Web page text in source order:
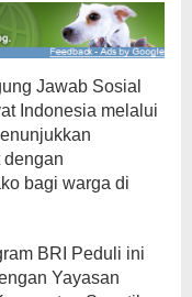
Jawab Sosial
Indonesia melalui
dengan
bagi warga di
BRI Peduli ini
Yayasan